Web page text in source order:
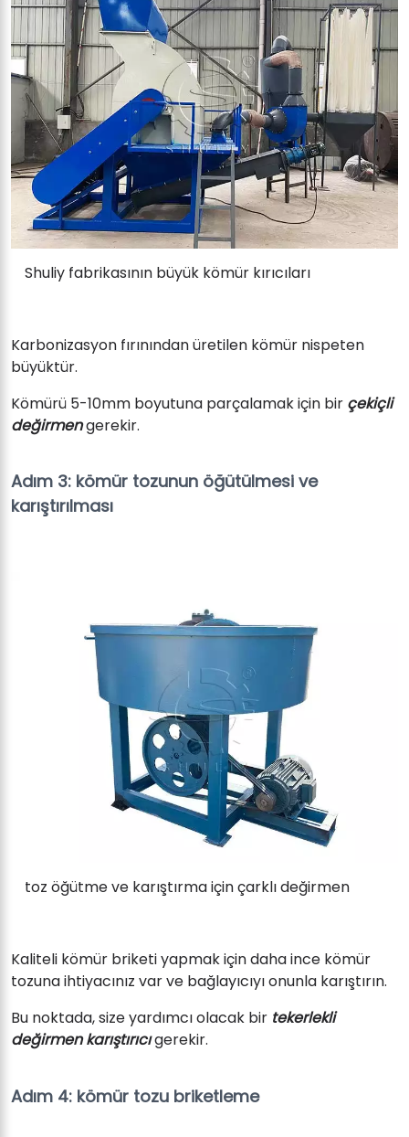
Shuliy fabrikasının büyük kömür kırıcıları
Karbonizasyon fırınından üretilen kömür nispeten
büyüktür.
Kömürü 5-10mm boyutuna parçalamak için bir çekiçli
değirmengerekir.
Adım 3: kömür tozunun öğütülmesi ve
karıştırılması
toz öğütme ve karıştırma için çarklı değirmen
Kaliteli kömür briketi yapmak için daha ince kömür
tozuna ihtiyacınız var ve bağlayıcıyı onunla karıştırın.
Bu noktada, size yardımcı olacak bir tekerlekli
değirmen karıştırıcıgerekir.
Adım 4: kömür tozu briketleme